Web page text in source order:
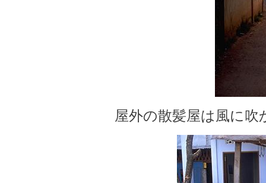
屋外の散髪屋は風に